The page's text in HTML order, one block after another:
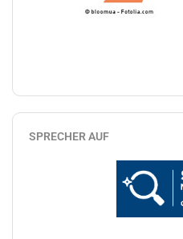
SPRECHER AUF